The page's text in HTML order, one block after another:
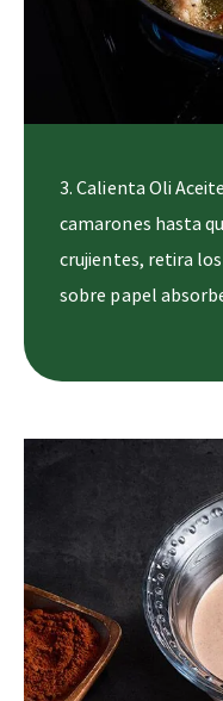
Calienta Oli
camarones hasta
crujientes, retira
sobre papel